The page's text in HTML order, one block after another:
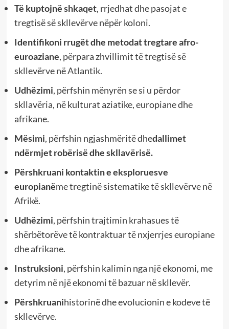
Të kuptojnë shkaqet, rrjedhat dhe pasojat e
tregtisë së skllevërve nëpër koloni.
Identifikoni rrugët dhe metodat tregtare afro-
euroaziane, përpara zhvillimit të tregtisë së
skllevërve në Atlantik.
Udhëzimi, përfshin mënyrën se si u përdor
skllavëria, në kulturat aziatike, europiane dhe
afrikane.
Mësimi, përfshin ngjashmëritë dhedallimet
ndërmjet robërisë dhe skllavërisë.
Përshkruani kontaktin e eksploruesve
europianëme tregtinë sistematike të skllevërve në
Afrikë.
Udhëzimi, përfshin trajtimin krahasues të
shërbëtorëve të kontraktuar të nxjerrjes europiane
dhe afrikane.
Instruksioni, përfshin kalimin nga një ekonomi, me
detyrim në një ekonomi të bazuar në skllevër.
Përshkruanihistorinë dhe evolucionin e kodeve të
skllevërve.